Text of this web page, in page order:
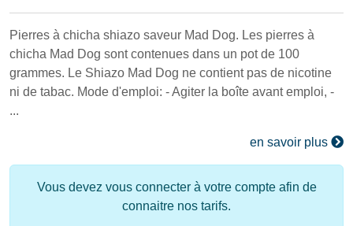
Pierres à chicha shiazo saveur Mad Dog. Les pierres à
chicha Mad Dog sont contenues dans un pot de 100
grammes. Le Shiazo Mad Dog ne contient pas de nicotine
ni de tabac. Mode d'emploi: - Agiter la boîte avant emploi, -
...
en savoir plus
Vous devez vous connecter à votre compte afin de
connaitre nos tarifs.